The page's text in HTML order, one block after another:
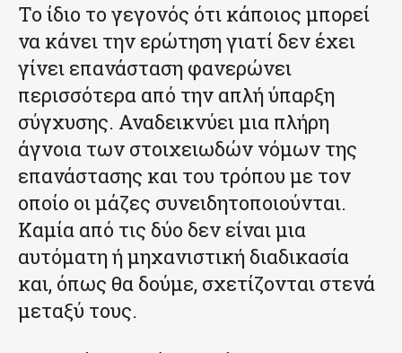
Το ίδιο το γεγονός ότι κάποιος μπορεί
να κάνει την ερώτηση γιατί δεν έχει
γίνει επανάσταση φανερώνει
περισσότερα από την απλή ύπαρξη
σύγχυσης. Αναδεικνύει μια πλήρη
άγνοια των στοιχειωδών νόμων της
επανάστασης και του τρόπου με τον
οποίο οι μάζες συνειδητοποιούνται.
Καμία από τις δύο δεν είναι μια
αυτόματη ή μηχανιστική διαδικασία
και, όπως θα δούμε, σχετίζονται στενά
μεταξύ τους.